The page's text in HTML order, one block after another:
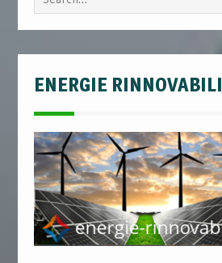
for:
ENERGIE RINNOVABILI